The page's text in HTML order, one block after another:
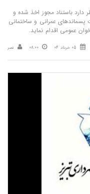
دارد باستناد مجوز اخذ شده و
عمرانی و ساختمانی
عمومی اقدام نماید.
05 خرداد 04 08:00 نصر